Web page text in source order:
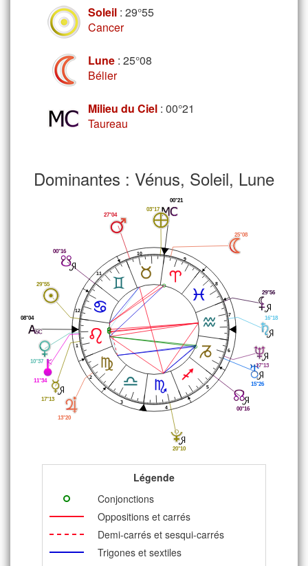
Soleil : 29°55
Cancer
Lune : 25°08
Bélier
Milieu du Ciel : 00°21
Taureau
Dominantes : Vénus, Soleil, Lune
1
2
3
4
5
6
7
8
9
10
11
12
08°04
10°37
11°34
17°13
13°20
20°10
00°16
15°26
17°13
16°18
29°56
25°08
00°21
03°17
27°04
00°16
29°55
Légende
Conjonctions
Oppositions et carrés
Demi-carrés et sesqui-carrés
Trigones et sextiles